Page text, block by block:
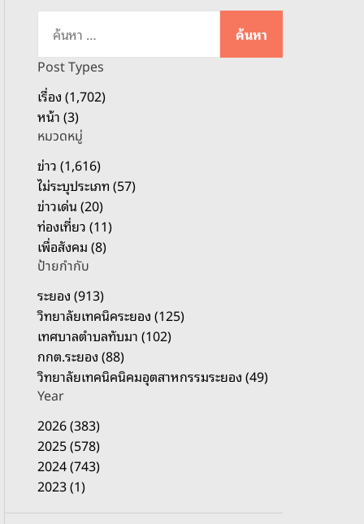
ห
สำ
ห
รั
บ
:
Post Types
เรื่อง (1,702)
หน้า (3)
หมวดหมู่
ข่าว (1,616)
ไม่ระบุประเภท (57)
ข่าวเด่น (20)
ท่องเที่ยว (11)
เพื่อสังคม (8)
ป้ายกำกับ
ระยอง (913)
วิทยาลัยเทคนิคระยอง (125)
เทศบาลตำบลทับมา (102)
กกต.ระยอง (88)
วิทยาลัยเทคนิคนิคมอุตสาหกรรมระยอง (49)
Year
2026 (383)
2025 (578)
2024 (743)
2023 (1)